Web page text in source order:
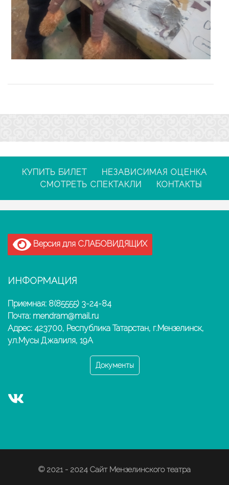
КУПИТЬ БИЛЕТ
НЕЗАВИСИМАЯ ОЦЕНКА
СМОТРЕТЬ СПЕКТАКЛИ
КОНТАКТЫ
Версия для СЛАБОВИДЯЩИХ
ИНФОРМАЦИЯ
Приемная: 8(85555) 3-24-84
Почта: mendram@mail.ru
Адрес: 423700, Республика Татарстан, г.Мензелинск,
ул.Мусы Джалиля, 19А
Документы
© 2021 - 2024 Сайт Мензелинского театра